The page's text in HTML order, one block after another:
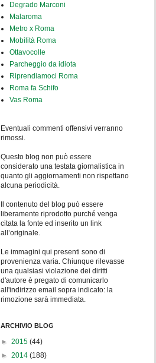
Degrado Marconi
Malaroma
Metro x Roma
Mobilità Roma
Ottavocolle
Parcheggio da idiota
Riprendiamoci Roma
Roma fa Schifo
Vas Roma
Eventuali commenti offensivi verranno
rimossi.
Questo blog non può essere
considerato una testata giornalistica in
quanto gli aggiornamenti non rispettano
alcuna periodicità.
Il contenuto del blog può essere
liberamente riprodotto purché venga
citata la fonte ed inserito un link
all’originale.
Le immagini qui presenti sono di
provenienza varia. Chiunque rilevasse
una qualsiasi violazione dei diritti
d'autore è pregato di comunicarlo
all'indirizzo email sopra indicato: la
rimozione sarà immediata.
ARCHIVIO BLOG
► 2015 (44)
► 2014 (188)